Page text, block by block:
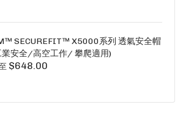
SECUREFIT™ X5000系列 透氣安全帽
業安全/高空工作/ 攀爬適用)
$648.00